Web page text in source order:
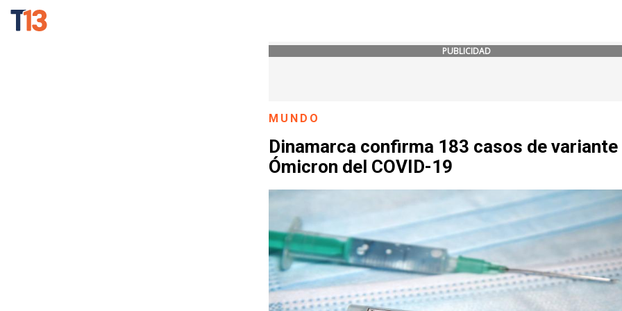
PUBLICIDAD
MUNDO
Dinamarca confirma 183 casos de variante
Ómicron del COVID-19